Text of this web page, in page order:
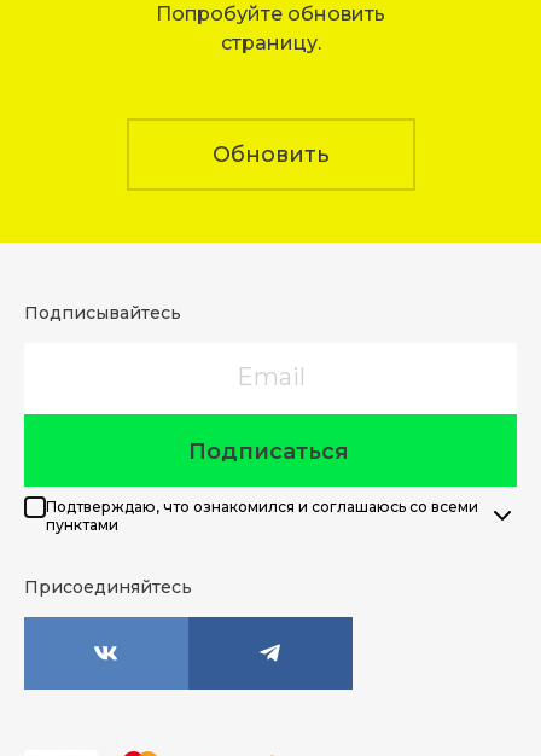
Попробуйте обновить
страницу.
Обновить
Подписывайтесь
Подписаться
Подтверждаю, что ознакомился и соглашаюсь со всеми
пунктами
Присоединяйтесь